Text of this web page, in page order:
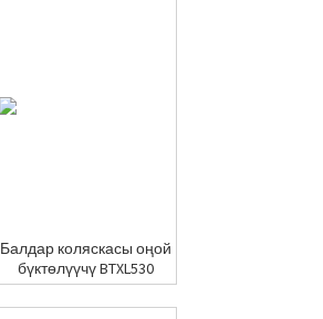
Балдар коляскасы оңой
бүктөлүүчү BTXL530